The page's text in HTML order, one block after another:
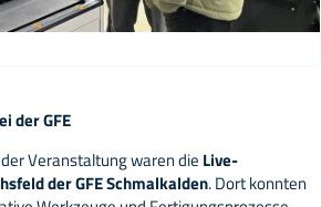
der GFE
Veranstaltung waren die Live-
der GFE Schmalkalden. Dort konnten